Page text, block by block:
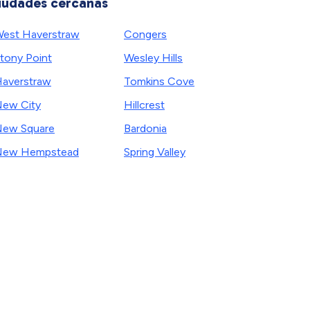
Haverstraw
Point
City
Square
Hempstead
Congers
Wesley Hills
Tomkins Cove
Hillcrest
Bardonia
Spring Valley